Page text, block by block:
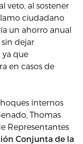
veto, al sostener
ciudadano
un ahorro anual
sin dejar
ya que
en casos de
internos
Thomas
Representantes
Conjunta de la